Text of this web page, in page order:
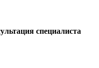
специалиста